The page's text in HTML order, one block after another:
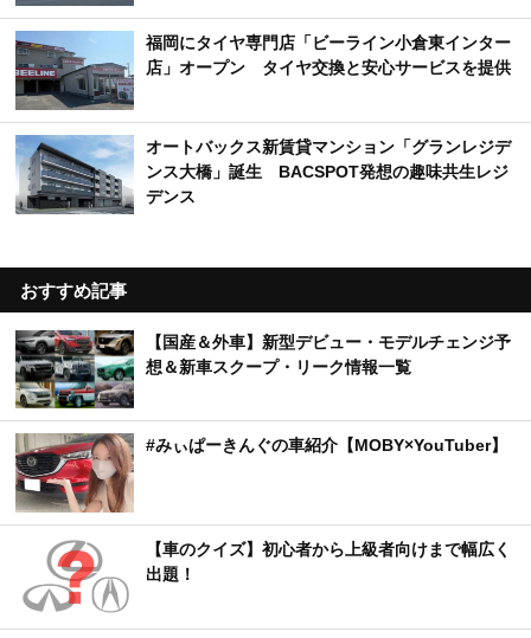
福岡にタイヤ専門店「ビーライン小倉東インター
店」オープン タイヤ交換と安心サービスを提供
オートバックス新賃貸マンション「グランレジデ
ンス大橋」誕生 BACSPOT発想の趣味共生レジ
デンス
おすすめ記事
【国産＆外車】新型デビュー・モデルチェンジ予
想＆新車スクープ・リーク情報一覧
#みぃぱーきんぐの車紹介【MOBY×YouTuber】
【車のクイズ】初心者から上級者向けまで幅広く
出題！